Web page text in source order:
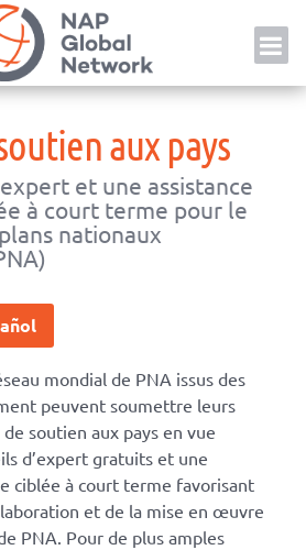
aux pays
et une assistance
à court terme pour le
nationaux
mondial de PNA issus des
peuvent soumettre leurs
soutien aux pays en vue
d’expert gratuits et une
ciblée à court terme favorisant
et de la mise en œuvre
PNA. Pour de plus amples